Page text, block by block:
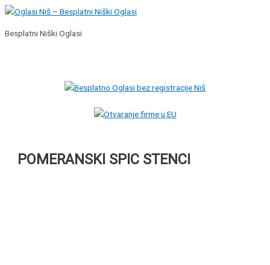
Pređi
sadržaj
Besplatni Niški Oglasi
POMERANSKI SPIC STENCI